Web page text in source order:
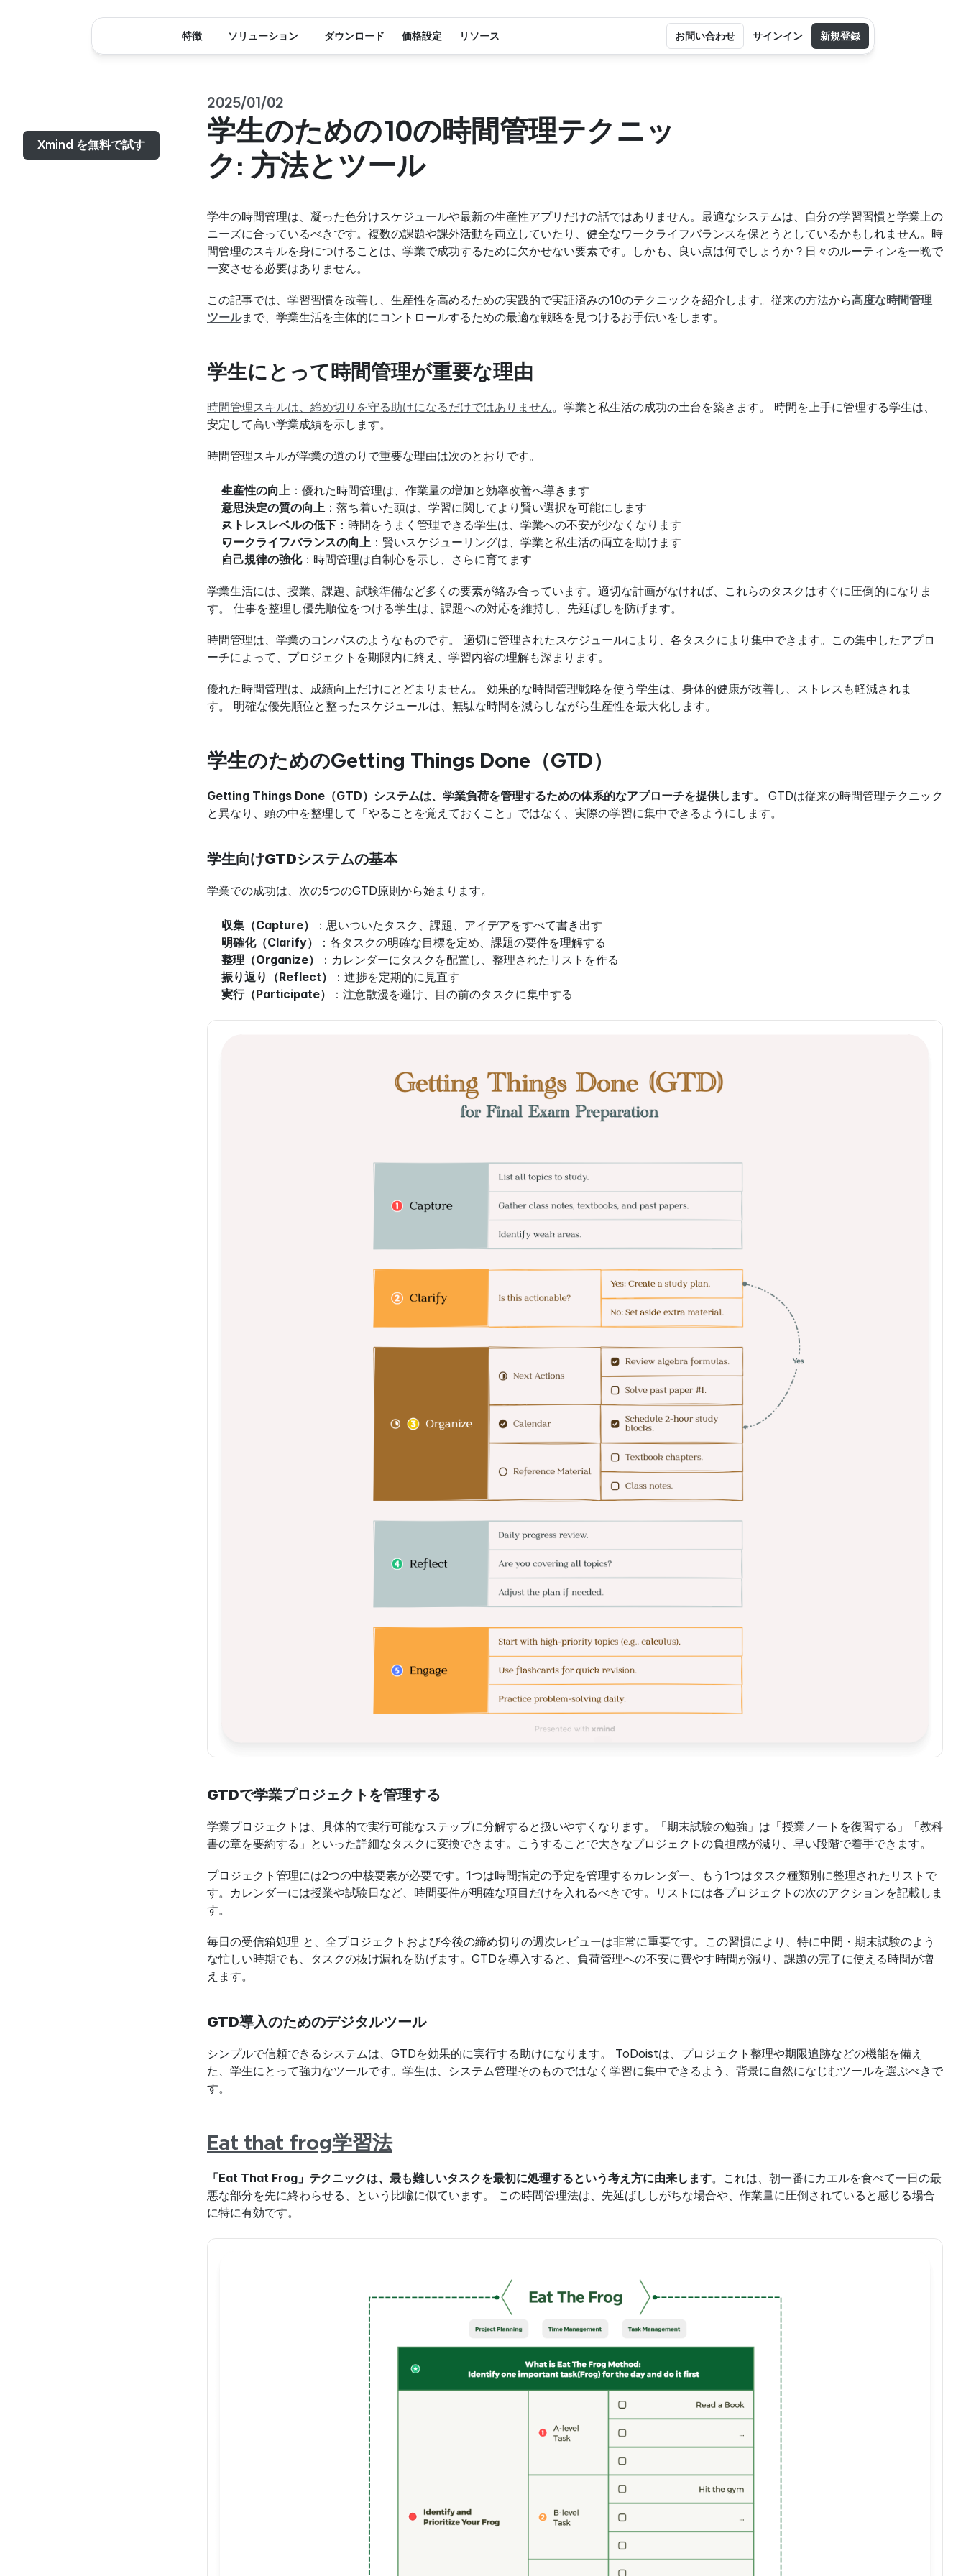
Xmind を無料で試す
2025/01/02
学生のための10の時間管理テクニッ
ク: 方法とツール
学生の時間管理は、凝った色分けスケジュールや最新の生産性アプリだけの話ではありません。最適なシステムは、自分の学習習慣と学業上の
ニーズに合っているべきです。複数の課題や課外活動を両立していたり、健全なワークライフバランスを保とうとしているかもしれません。時
間管理のスキルを身につけることは、学業で成功するために欠かせない要素です。しかも、良い点は何でしょうか？日々のルーティンを一晩で
一変させる必要はありません。
この記事では、学習習慣を改善し、生産性を高めるための実践的で実証済みの10のテクニックを紹介します。従来の方法から高度な時間管理
ツールまで、学業生活を主体的にコントロールするための最適な戦略を見つけるお手伝いをします。
学生にとって時間管理が重要な理由
時間管理スキルは、締め切りを守る助けになるだけではありません。学業と私生活の成功の土台を築きます。 時間を上手に管理する学生は、
安定して高い学業成績を示します。
時間管理スキルが学業の道のりで重要な理由は次のとおりです。
生産性の向上 ：優れた時間管理は、作業量の増加と効率改善へ導きます
意思決定の質の向上 ：落ち着いた頭は、学習に関してより賢い選択を可能にします
ストレスレベルの低下 ：時間をうまく管理できる学生は、学業への不安が少なくなります
ワークライフバランスの向上 ：賢いスケジューリングは、学業と私生活の両立を助けます
自己規律の強化：時間管理は自制心を示し、さらに育てます
学業生活には、授業、課題、試験準備など多くの要素が絡み合っています。適切な計画がなければ、これらのタスクはすぐに圧倒的になりま
す。 仕事を整理し優先順位をつける学生は、課題への対応を維持し、先延ばしを防げます。
時間管理は、学業のコンパスのようなものです。 適切に管理されたスケジュールにより、各タスクにより集中できます。この集中したアプロ
ーチによって、プロジェクトを期限内に終え、学習内容の理解も深まります。
優れた時間管理は、成績向上だけにとどまりません。 効果的な時間管理戦略を使う学生は、身体的健康が改善し、ストレスも軽減されま
す。 明確な優先順位と整ったスケジュールは、無駄な時間を減らしながら生産性を最大化します。
学生のためのGetting Things Done（GTD）
Getting Things Done（GTD）システムは、学業負荷を管理するための体系的なアプローチを提供します。
GTDは従来の時間管理テクニック
と異なり、頭の中を整理して「やることを覚えておくこと」ではなく、実際の学習に集中できるようにします。
学生向けGTDシステムの基本
学業での成功は、次の5つのGTD原則から始まります。
収集（Capture）
：思いついたタスク、課題、アイデアをすべて書き出す
明確化（Clarify）
：各タスクの明確な目標を定め、課題の要件を理解する
整理（Organize）
：カレンダーにタスクを配置し、整理されたリストを作る
振り返り（Reflect）
：進捗を定期的に見直す
実行（Participate）
：注意散漫を避け、目の前のタスクに集中する
GTDで学業プロジェクトを管理する
学業プロジェクトは、具体的で実行可能なステップに分解すると扱いやすくなります。「期末試験の勉強」は「授業ノートを復習する」「教科
書の章を要約する」といった詳細なタスクに変換できます。こうすることで大きなプロジェクトの負担感が減り、早い段階で着手できます。
プロジェクト管理には2つの中核要素が必要です。1つは時間指定の予定を管理するカレンダー、もう1つはタスク種類別に整理されたリストで
す。カレンダーには授業や試験日など、時間要件が明確な項目だけを入れるべきです。リストには各プロジェクトの次のアクションを記載しま
す。
毎日の受信箱処理 と、全プロジェクトおよび今後の締め切りの週次レビューは非常に重要です。この習慣により、特に中間・期末試験のよう
な忙しい時期でも、タスクの抜け漏れを防げます。GTDを導入すると、負荷管理への不安に費やす時間が減り、課題の完了に使える時間が増
えます。
GTD導入のためのデジタルツール
シンプルで信頼できるシステムは、GTDを効果的に実行する助けになります。 ToDoistは、プロジェクト整理や期限追跡などの機能を備え
た、学生にとって強力なツールです。学生は、システム管理そのものではなく学習に集中できるよう、背景に自然になじむツールを選ぶべきで
す。
Eat that frog学習法
「Eat That Frog」テクニックは、最も難しいタスクを最初に処理するという考え方に由来します。これは、朝一番にカエルを食べて一日の最
悪な部分を先に終わらせる、という比喩に似ています。 この時間管理法は、先延ばししがちな場合や、作業量に圧倒されていると感じる場合
に特に有効です。
特徴 ソリューション ダウンロード 価格設定 リソース お問い合わせ サインイン 新規登録